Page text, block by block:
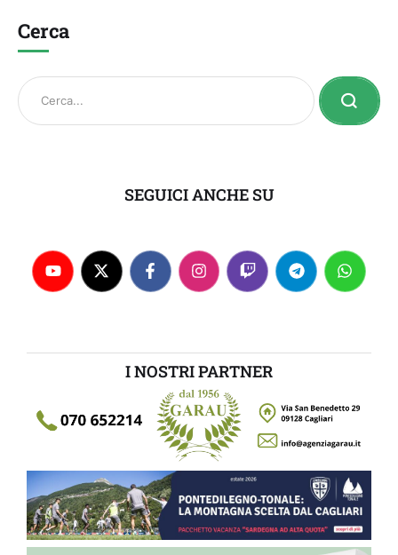
Cerca
SEGUICI ANCHE SU
I NOSTRI PARTNER